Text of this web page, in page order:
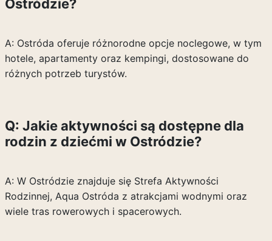
Ostródzie?
A: Ostróda oferuje różnorodne opcje noclegowe, w tym
hotele, apartamenty oraz kempingi, dostosowane do
różnych potrzeb turystów.
Q: Jakie aktywności są dostępne dla
rodzin z dziećmi w Ostródzie?
A: W Ostródzie znajduje się Strefa Aktywności
Rodzinnej, Aqua Ostróda z atrakcjami wodnymi oraz
wiele tras rowerowych i spacerowych.